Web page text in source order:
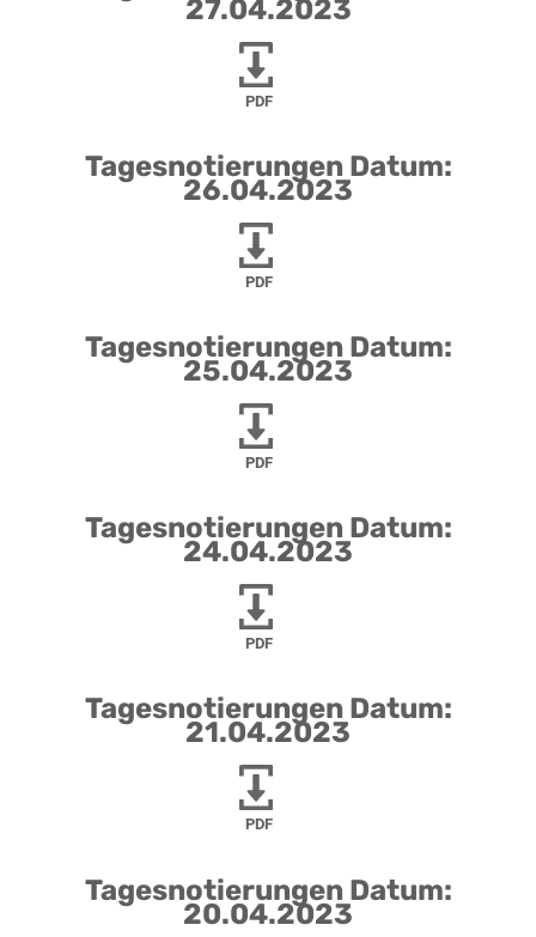
27.04.2023
PDF
Tagesnotierungen Datum:
26.04.2023
PDF
Tagesnotierungen Datum:
25.04.2023
PDF
Tagesnotierungen Datum:
24.04.2023
PDF
Tagesnotierungen Datum:
21.04.2023
PDF
Tagesnotierungen Datum:
20.04.2023